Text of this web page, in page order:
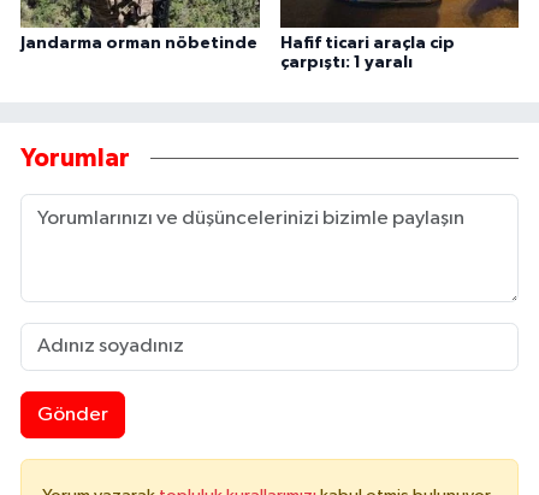
Jandarma orman nöbetinde
Hafif ticari araçla cip
çarpıştı: 1 yaralı
Yorumlar
Gönder